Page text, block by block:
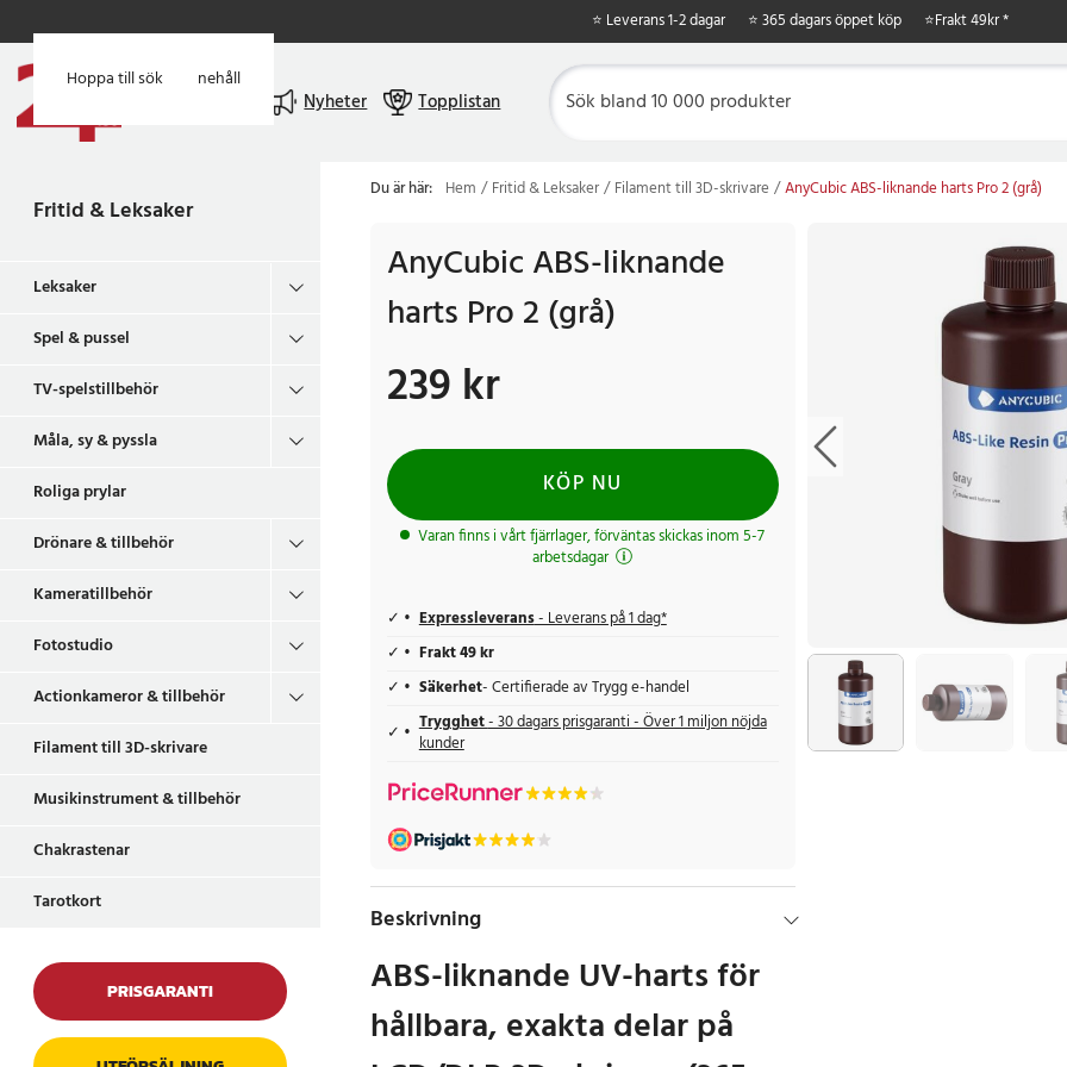
Hoppa till huvudinnehåll
Hoppa till sök
⭐ Leverans 1-2 dagar ⭐ 365 dagars öppet köp ⭐Frakt 49kr *
Nyheter Topplistan
Fritid & Leksaker
Leksaker
Spel & pussel
TV-spelstillbehör
Måla, sy & pyssla
Roliga prylar
Drönare & tillbehör
Kameratillbehör
Fotostudio
Actionkameror & tillbehör
Filament till 3D-skrivare
Musikinstrument & tillbehör
Chakrastenar
Tarotkort
PRISGARANTI
Du är här: Hem Fritid & Leksaker Filament till 3D-skrivare AnyCubic ABS-liknande harts Pro 2 (grå)
AnyCubic ABS-liknande
harts Pro 2 (grå)
Pris:239 kr
239 kr
KÖP NU
Varan finns i vårt fjärrlager, förväntas skickas inom 5-7
arbetsdagar
Expressleverans- Leverans på 1 dag*
Frakt 49 kr
Säkerhet- Certifierade av Trygg e-handel
Trygghet- 30 dagars prisgaranti - Över 1 miljon nöjda
kunder
Beskrivning
ABS-liknande UV-harts för
hållbara, exakta delar på